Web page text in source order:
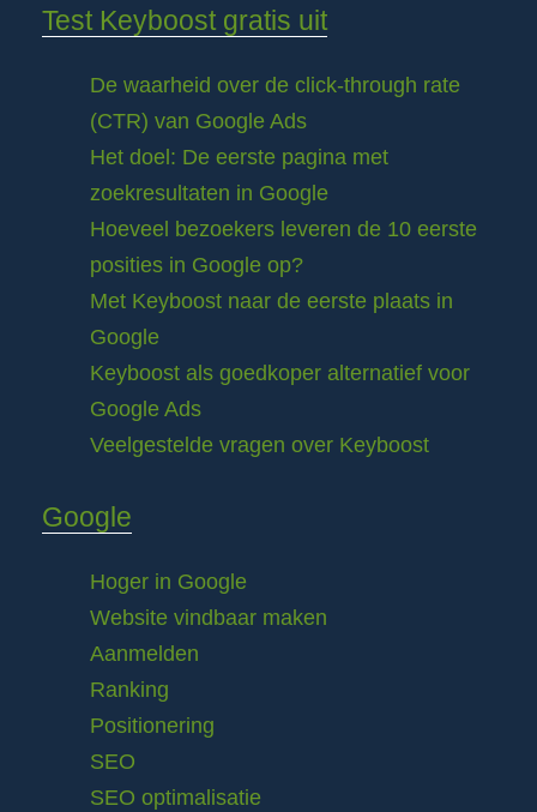
Test Keyboost gratis uit
De waarheid over de click-through rate
(CTR) van Google Ads
Het doel: De eerste pagina met
zoekresultaten in Google
Hoeveel bezoekers leveren de 10 eerste
posities in Google op?
Met Keyboost naar de eerste plaats in
Google
Keyboost als goedkoper alternatief voor
Google Ads
Veelgestelde vragen over Keyboost
Google
Hoger in Google
Website vindbaar maken
Aanmelden
Ranking
Positionering
SEO
SEO optimalisatie